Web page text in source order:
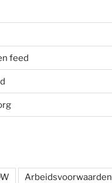
feed
Arbeidsvoorwaarden